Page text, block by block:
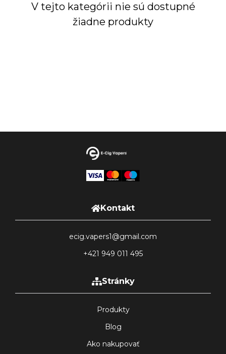
V tejto kategórii nie sú dostupné
žiadne produkty
Kontakt
ecig.vapers1@gmail.com
+421 949 011 495
Stránky
Produkty
Blog
Ako nakupovať